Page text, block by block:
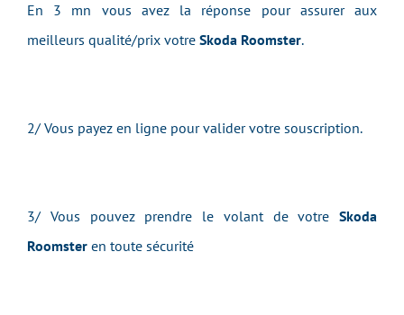
En 3 mn vous avez la réponse pour assurer aux
meilleurs qualité/prix votre Skoda Roomster.
2/ Vous payez en ligne pour valider votre souscription.
3/ Vous pouvez prendre le volant de votre Skoda
Roomster en toute sécurité